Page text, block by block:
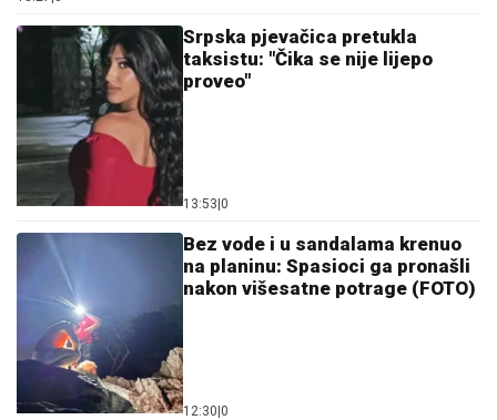
Srpska pjevačica pretukla
taksistu: "Čika se nije lijepo
proveo"
13:53 0
Bez vode i u sandalama krenuo
na planinu: Spasioci ga pronašli
nakon višesatne potrage (FOTO)
12:30 0